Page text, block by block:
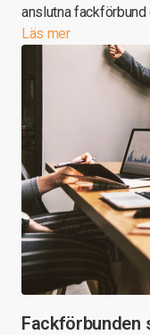
anslutna fackförbund
Läs mer
Fackförbunden